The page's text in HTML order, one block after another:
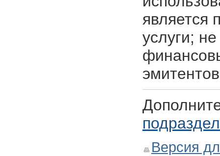
является
услуги;
Версия